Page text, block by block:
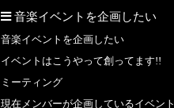
音楽イベントを企画したい
音楽イベントを企画したい
イベントはこうやって創ってます!!
ミーティング
現在メンバーが企画しているイベント